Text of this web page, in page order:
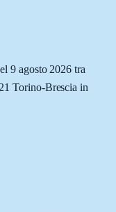
9 agosto 2026 tra
Torino-Brescia in